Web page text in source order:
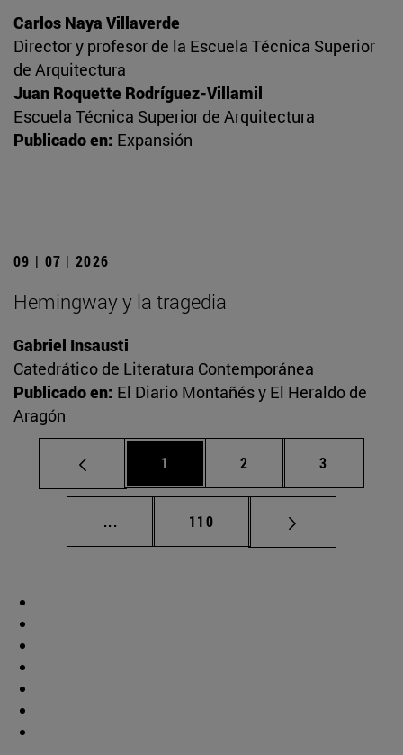
Carlos Naya Villaverde
Director y profesor de la Escuela Técnica Superior
de Arquitectura
Juan Roquette Rodríguez-Villamil
Escuela Técnica Superior de Arquitectura
Publicado en: Expansión
09 | 07 | 2026
Hemingway y la tragedia
Gabriel Insausti
Catedrático de Literatura Contemporánea
Publicado en: El Diario Montañés y El Heraldo de
Aragón
Página
1 Página
2 Página
3
... Páginas intermedias Use TAB para
Página
110